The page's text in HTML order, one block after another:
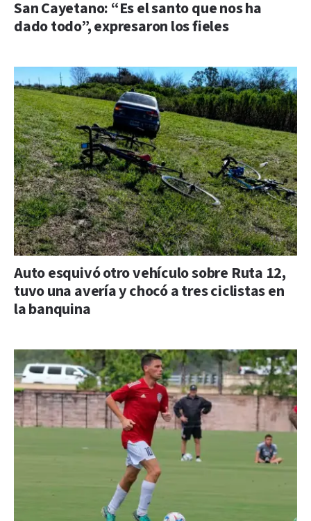
San Cayetano: “Es el santo que nos ha
dado todo”, expresaron los fieles
Auto esquivó otro vehículo sobre Ruta 12,
tuvo una avería y chocó a tres ciclistas en
la banquina